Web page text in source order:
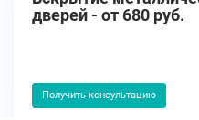
дверей - от 680 руб.
Получить консультацию